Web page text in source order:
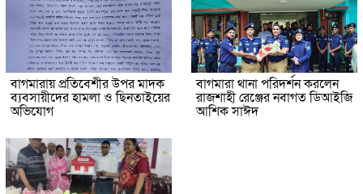
বাগমারায় প্রতিবেশীর উপর মাদক
ব্যবসায়ীদের হামলা ও ছিনতাইয়ের
অভিযোগ
বাগমারা থানা পরিদর্শন করলেন
রাজশাহী রেঞ্জের নবাগত ডিআইজি
আশিক সাঈদ